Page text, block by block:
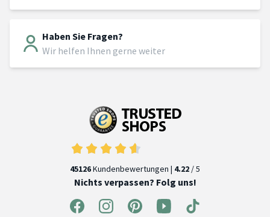
Haben Sie Fragen?
Wir helfen Ihnen gerne weiter
45126Kundenbewertungen | 4.22 / 5
Nichts verpassen? Folg uns!